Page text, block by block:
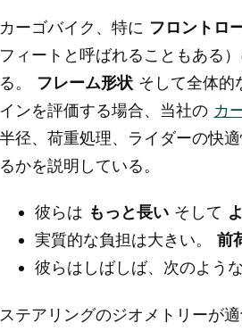
カーゴバイク、特に フロントロ
フィートと呼ばれることもある
る。 フレーム形状 そして全体的
インを評価する場合、当社の カ
半径、荷重処理、ライダーの快
るかを説明している。
彼らは もっと長い そして
実質的な負担は大きい。前
彼らはしばしば、次のよう
ステアリングのジオメトリーが